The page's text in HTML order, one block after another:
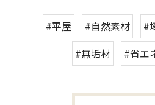
#平屋 #自然素材 #
#無垢材
#省エ